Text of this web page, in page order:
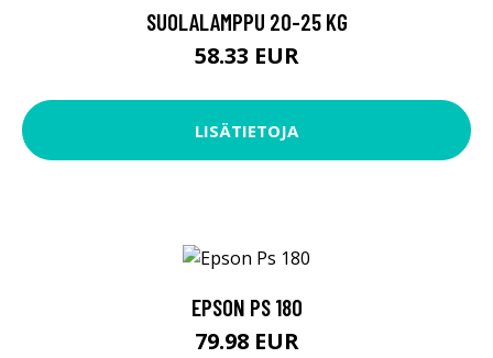
SUOLALAMPPU 20-25 KG
58.33 EUR
LISÄTIETOJA
EPSON PS 180
79.98 EUR